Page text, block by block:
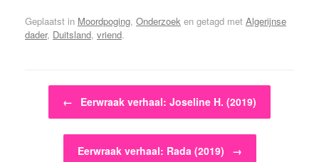
Geplaatst in Moordpoging, Onderzoek en getagd met Algerijnse
dader, Duitsland, vriend.
Bericht navigatie
← Eerwraak verhaal: Joseline H. (2019)
Eerwraak verhaal: Rada (2019) →